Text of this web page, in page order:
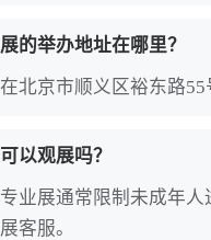
国际机床展览会门
观众线上预登记办理
，国外观众办理需实
的举办地址在哪里？
北京市顺义区裕东路55
以观展吗？
业展通常限制未成年人
客服。